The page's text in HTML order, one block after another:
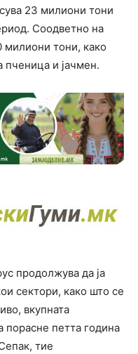
23 милиони тони
Соодветно на
милиони тони, како
пченица и јачмен.
продолжува да ја
сектори, како што се
вкупната
порасне петта година
тие